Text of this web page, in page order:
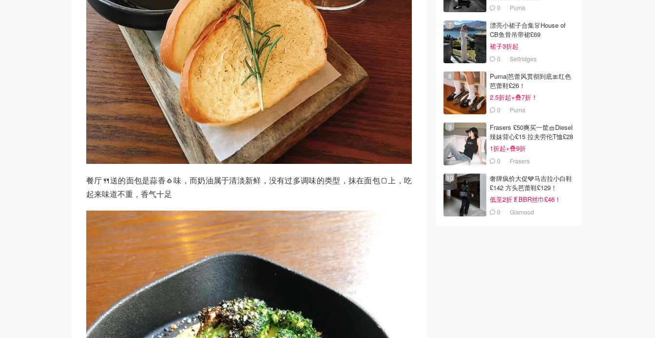
餐厅🍴送的面包是蒜香🧄味，而奶油属于清淡新鲜，没有过多调味的类型，抹在面包🍞上，吃
起来味道不重，香气十足
0 Puma
漂亮小裙子合集👗House of
CB鱼骨吊带裙£69
裙子3折起
0 Selfridges
Puma|芭蕾风贯彻到底🎀红色
芭蕾鞋£26！
2.5折起+叠7折！
0 Puma
Frasers £50爽买一筐🧺Diesel
辣妹背心£15 拉夫劳伦T恤£28
1折起+叠9折
0 Frasers
奢牌疯价大促🩶马吉拉小白鞋
£142 方头芭蕾鞋£129！
低至2折🥬BBR丝巾£46！
0 Glamood